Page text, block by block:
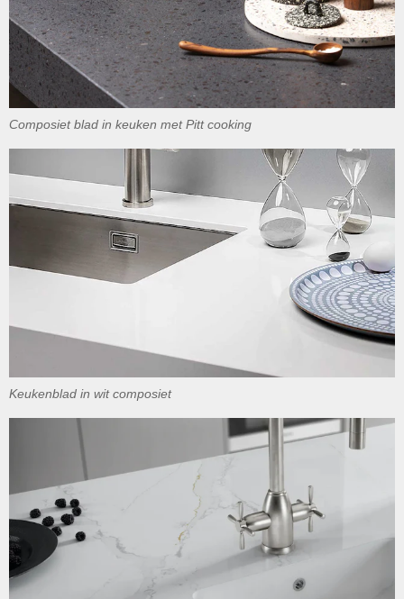
Composiet blad in keuken met Pitt cooking
Keukenblad in wit composiet